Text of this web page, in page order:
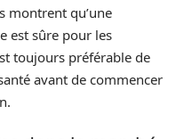
montrent qu’une
est sûre pour les
toujours préférable de
avant de commencer